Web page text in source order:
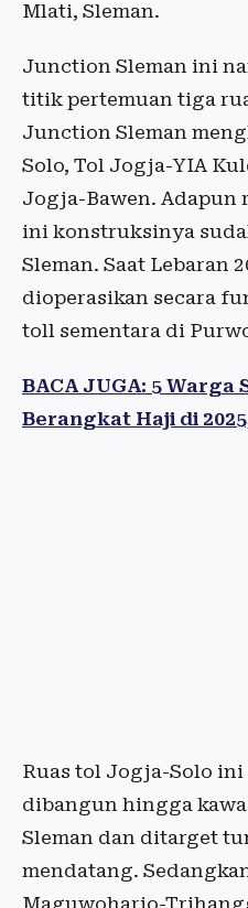
Mlati, Sleman.
Junction Sleman ini
titik pertemuan tiga
Junction Sleman
Solo, Tol Jogja-YIA
Jogja-Bawen. Adapun
ini konstruksinya
Sleman. Saat Lebaran
dioperasikan secara
toll sementara di
BACA JUGA: 5 Warga
Berangkat Haji di
Ruas tol Jogja-Solo ini
dibangun hingga
Sleman dan ditarget
mendatang.